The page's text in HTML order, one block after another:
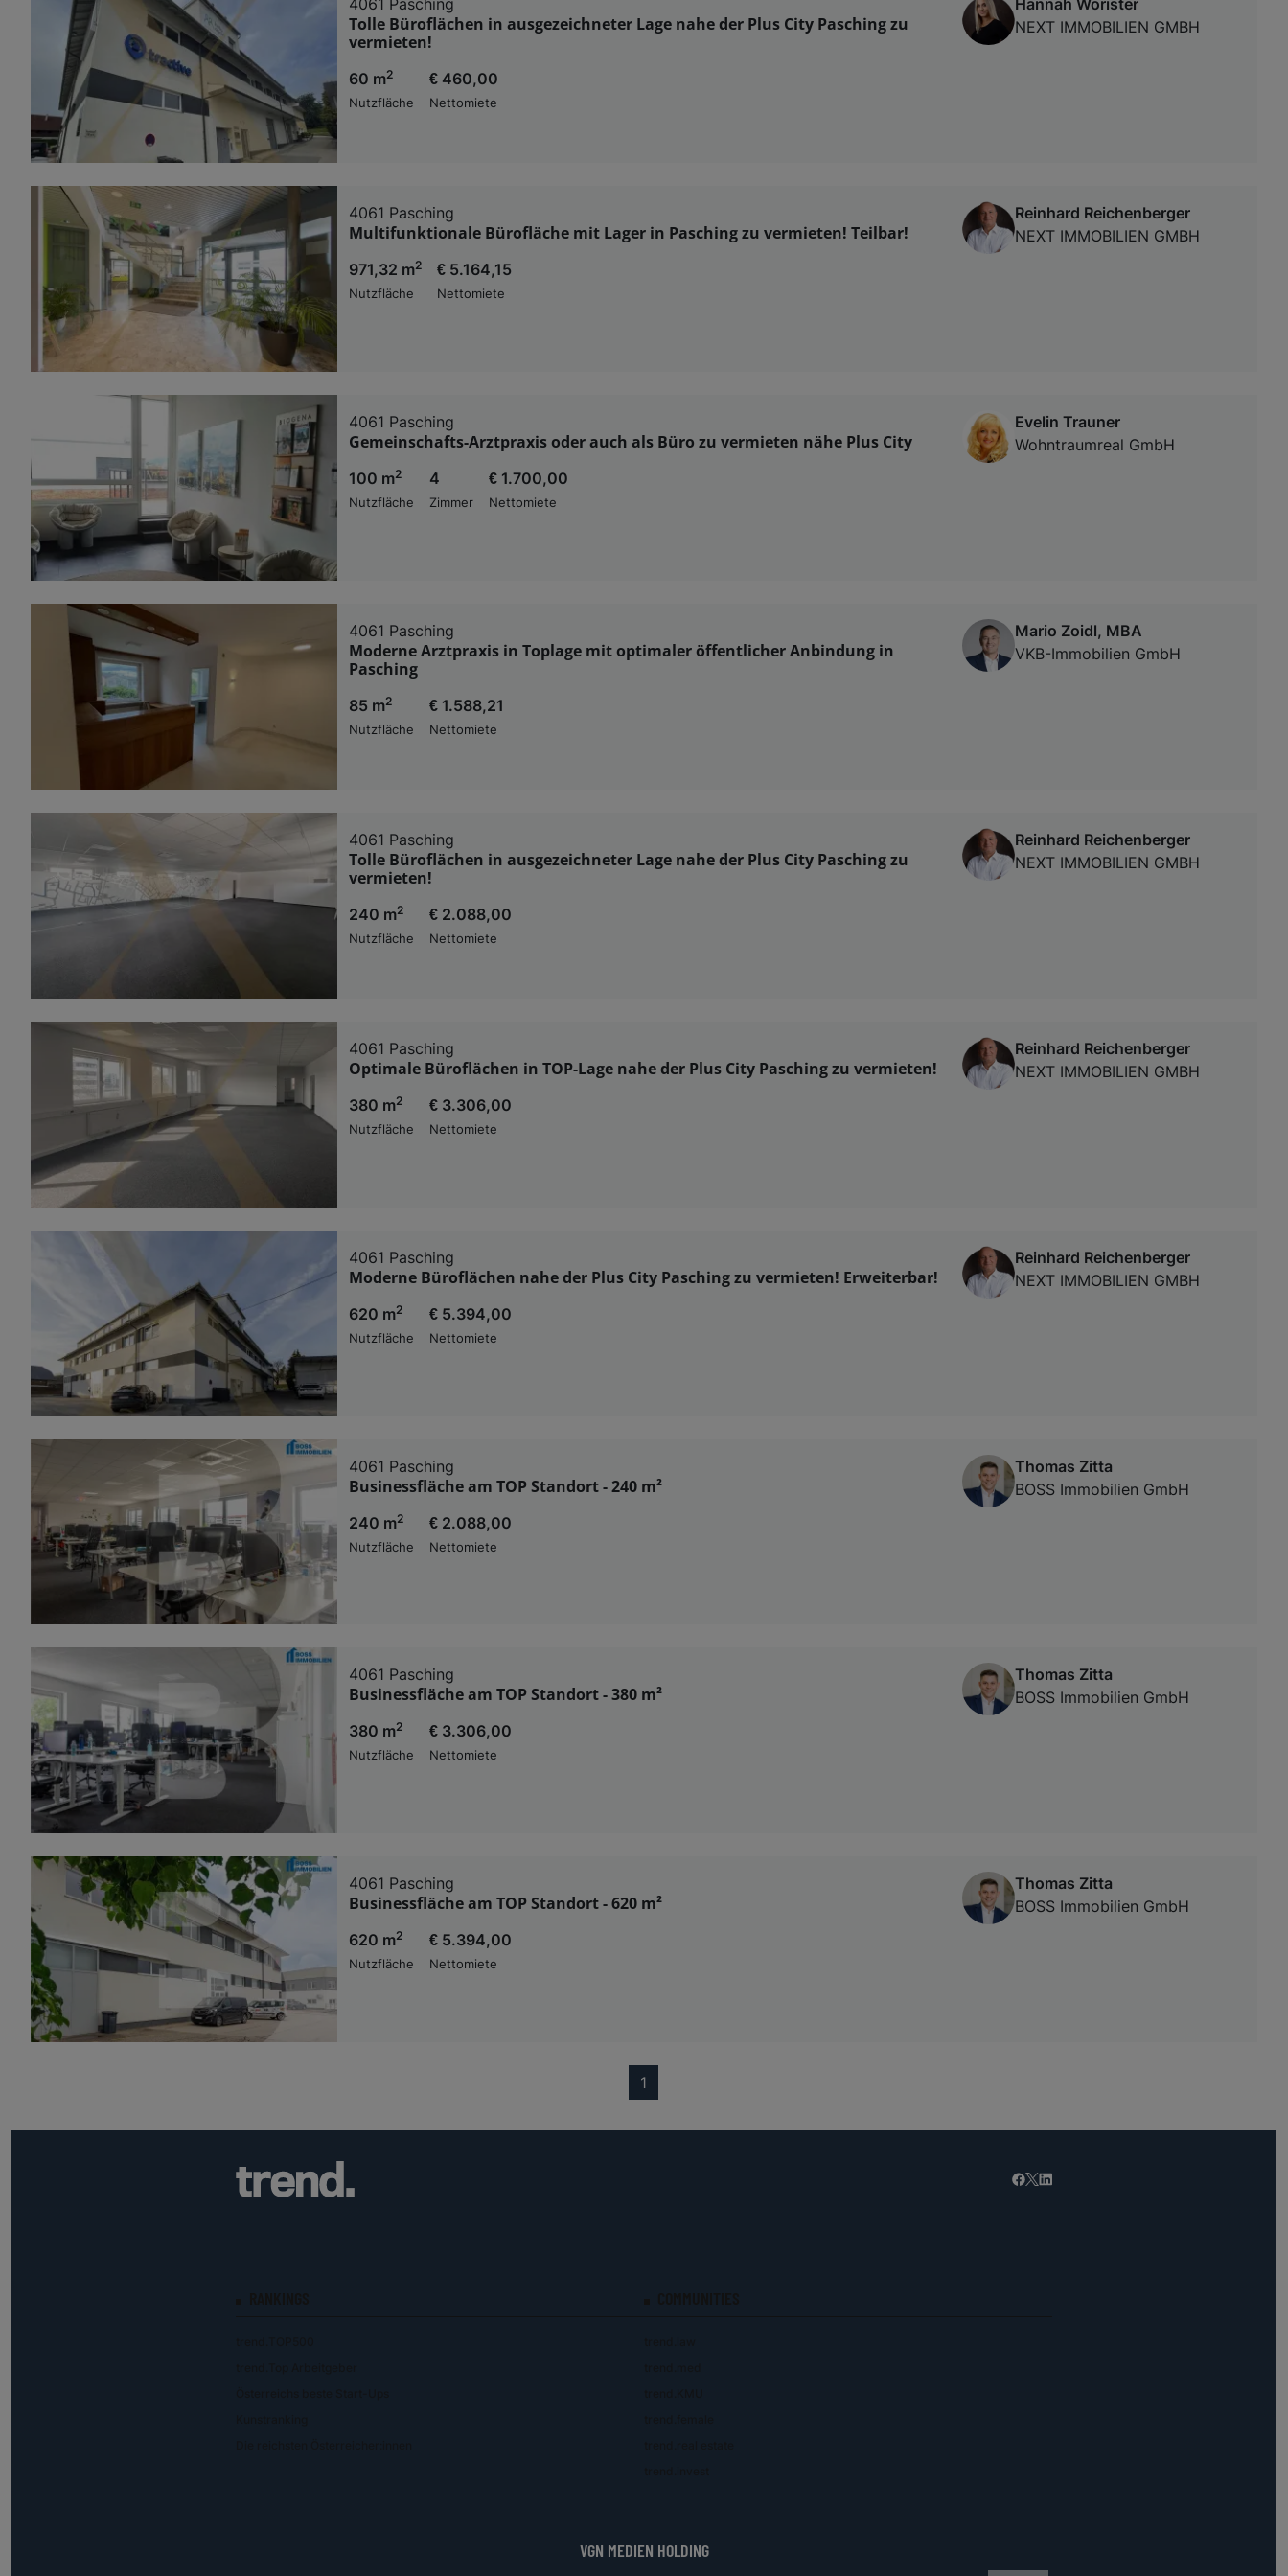
Tolle Büroflächen in ausgezeichneter Lage nahe der Plus City Pasching zu
vermieten!
60 m2
Nutzfläche
€ 460,00
Nettomiete
NEXT IMMOBILIEN GMBH
4061 Pasching
Multifunktionale Bürofläche mit Lager in Pasching zu vermieten! Teilbar!
971,32 m2
Nutzfläche
€ 5.164,15
Nettomiete
Reinhard Reichenberger
NEXT IMMOBILIEN GMBH
4061 Pasching
Gemeinschafts-Arztpraxis oder auch als Büro zu vermieten nähe Plus City
100 m2
Nutzfläche
4
Zimmer
€ 1.700,00
Nettomiete
Evelin Trauner
Wohntraumreal GmbH
4061 Pasching
Moderne Arztpraxis in Toplage mit optimaler öffentlicher Anbindung in
Pasching
85 m2
Nutzfläche
€ 1.588,21
Nettomiete
Mario Zoidl, MBA
VKB-Immobilien GmbH
4061 Pasching
Tolle Büroflächen in ausgezeichneter Lage nahe der Plus City Pasching zu
vermieten!
240 m2
Nutzfläche
€ 2.088,00
Nettomiete
Reinhard Reichenberger
NEXT IMMOBILIEN GMBH
4061 Pasching
Optimale Büroflächen in TOP-Lage nahe der Plus City Pasching zu vermieten!
380 m2
Nutzfläche
€ 3.306,00
Nettomiete
Reinhard Reichenberger
NEXT IMMOBILIEN GMBH
4061 Pasching
Moderne Büroflächen nahe der Plus City Pasching zu vermieten! Erweiterbar!
620 m2
Nutzfläche
€ 5.394,00
Nettomiete
Reinhard Reichenberger
NEXT IMMOBILIEN GMBH
4061 Pasching
Businessfläche am TOP Standort - 240 m²
240 m2
Nutzfläche
€ 2.088,00
Nettomiete
Thomas Zitta
BOSS Immobilien GmbH
4061 Pasching
Businessfläche am TOP Standort - 380 m²
380 m2
Nutzfläche
€ 3.306,00
Nettomiete
Thomas Zitta
BOSS Immobilien GmbH
4061 Pasching
Businessfläche am TOP Standort - 620 m²
620 m2
Nutzfläche
€ 5.394,00
Nettomiete
Thomas Zitta
BOSS Immobilien GmbH
1
VGN MEDIEN HOLDING
Performance von Inhalten, Zielgruppenforschung sowie Entwicklung und Verbesserung von Angeboten.
Liste der Partner (Lieferanten)